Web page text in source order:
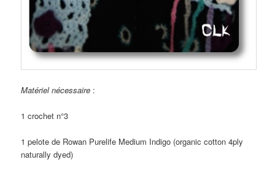
Matériel nécessaire :
1 crochet n°3
1 pelote de Rowan Purelife Medium Indigo (organic cotton 4ply
naturally dyed)